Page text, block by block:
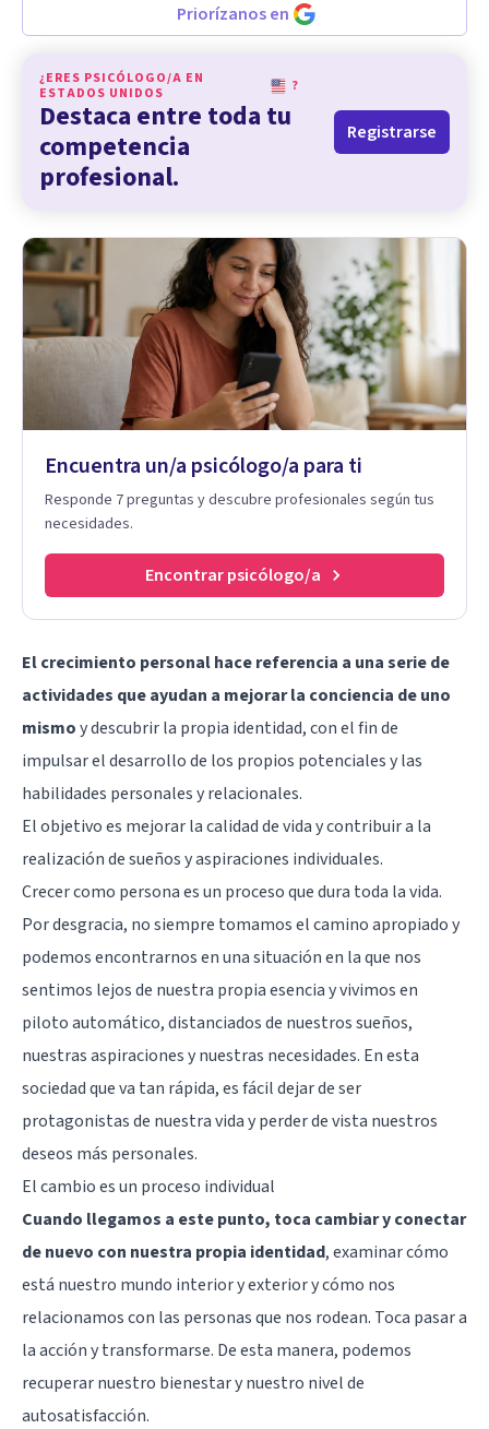
Priorízanos en
¿ERES PSICÓLOGO/A EN
ESTADOS UNIDOS
?
Destaca entre toda tu
competencia
profesional.
Registrarse
Encuentra un/a psicólogo/a para ti
Responde 7 preguntas y descubre profesionales según tus
necesidades.
Encontrar psicólogo/a
El crecimiento personal hace referencia a una serie de
actividades que ayudan a mejorar la conciencia de uno
mismoy descubrir la propia identidad, con el fin de
impulsar el desarrollo de los propios potenciales y las
habilidades personales y relacionales.
El objetivo es mejorar la calidad de vida y contribuir a la
realización de sueños y aspiraciones individuales.
Crecer como persona es un proceso que dura toda la vida.
Por desgracia, no siempre tomamos el camino apropiado y
podemos encontrarnos en una situación en la que nos
sentimos lejos de nuestra propia esencia y vivimos en
piloto automático, distanciados de nuestros sueños,
nuestras aspiraciones y nuestras necesidades. En esta
sociedad que va tan rápida, es fácil dejar de ser
protagonistas de nuestra vida y perder de vista nuestros
deseos más personales.
El cambio es un proceso individual
Cuando llegamos a este punto, toca cambiar y conectar
de nuevo con nuestra propia identidad, examinar cómo
está nuestro mundo interior y exterior y cómo nos
relacionamos con las personas que nos rodean. Toca pasar a
la acción y transformarse. De esta manera, podemos
recuperar nuestro bienestar y nuestro nivel de
autosatisfacción.